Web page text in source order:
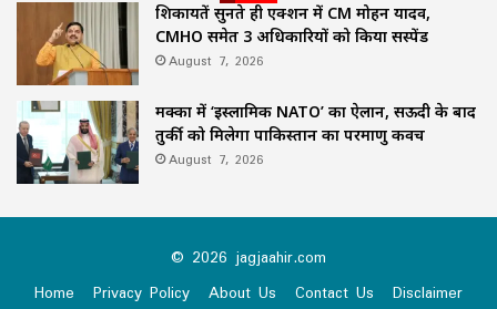
शिकायतें सुनते ही एक्शन में CM मोहन यादव,
CMHO समेत 3 अधिकारियों को किया सस्पेंड
August 7, 2026
मक्का में ‘इस्लामिक NATO’ का ऐलान, सऊदी के बाद
तुर्की को मिलेगा पाकिस्तान का परमाणु कवच
August 7, 2026
© 2026 jagjaahir.com
Home
Privacy Policy About Us Contact Us
Disclaimer